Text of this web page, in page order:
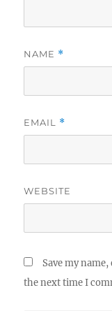
NAME *
EMAIL *
WEBSITE
Save my
the next time I